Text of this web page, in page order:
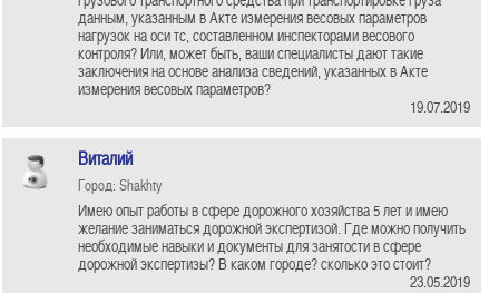
данным, указанным в Акте измерения весовых параметров
нагрузок на оси тс, составленном инспекторами весового
контроля? Или, может быть, ваши специалисты дают такие
заключения на основе анализа сведений, указанных в Акте
измерения весовых параметров?
19.07.2019
Виталий
Город: Shakhty
Имею опыт работы в сфере дорожного хозяйства 5 лет и имею
желание заниматься дорожной экспертизой. Где можно получить
необходимые навыки и документы для занятости в сфере
дорожной экспертизы? В каком городе? сколько это стоит?
23.05.2019